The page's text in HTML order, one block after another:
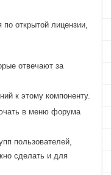
открытой лицензии,
отвечают за
к этому компоненту.
в меню форума
пользователей,
сделать и для